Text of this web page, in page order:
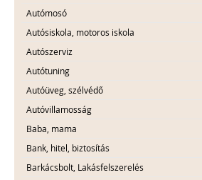
Autómosó
Autósiskola, motoros iskola
Autószerviz
Autótuning
Autóüveg, szélvédő
Autóvillamosság
Baba, mama
Bank, hitel, biztosítás
Barkácsbolt, Lakásfelszerelés